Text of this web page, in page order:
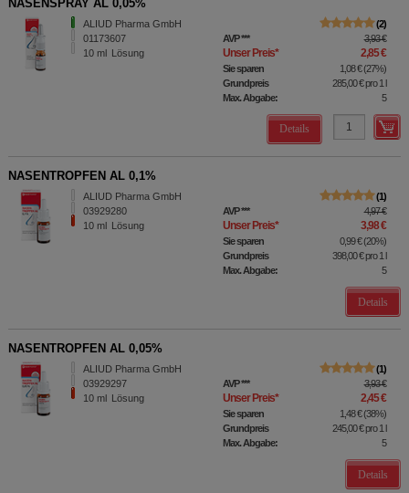
NASENSPRAY AL 0,05%
ALIUD Pharma GmbH
01173607
10 ml Lösung
2
AVP*** 3,93 €
Unser Preis* 2,85 €
Sie sparen 1,08 €(27%)
Grundpreis
285,00 €pro 1 l
Max. Abgabe:
5
Details
NASENTROPFEN AL 0,1%
ALIUD Pharma GmbH
03929280
10 ml Lösung
1
AVP*** 4,97 €
Unser Preis* 3,98 €
Sie sparen 0,99 €(20%)
Grundpreis
398,00 €pro 1 l
Max. Abgabe:
5
Details
NASENTROPFEN AL 0,05%
ALIUD Pharma GmbH
03929297
10 ml Lösung
1
AVP*** 3,93 €
Unser Preis* 2,45 €
Sie sparen 1,48 €(38%)
Grundpreis
245,00 €pro 1 l
Max. Abgabe:
5
Details